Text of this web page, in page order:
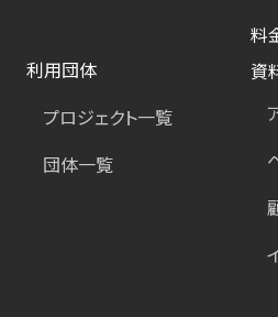
料
利用団体
プロジェクト一覧
団体一覧
資